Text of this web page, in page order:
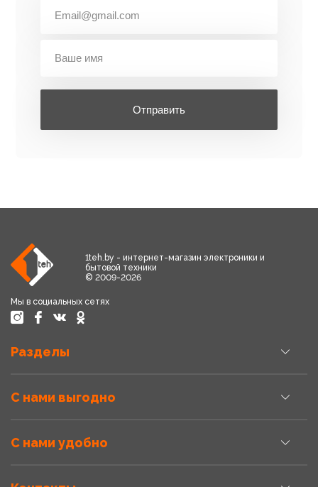
Отправить
1teh.by - интернет-магазин электроники и
бытовой техники
© 2009-2026
Мы в социальных сетях
Разделы
С нами выгодно
С нами удобно